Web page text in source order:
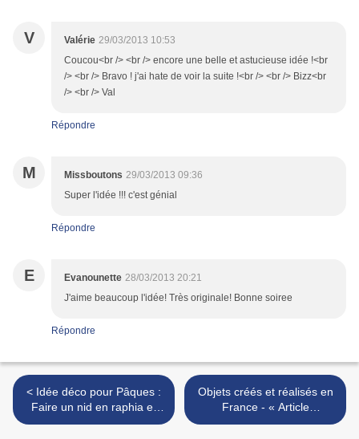
V Valérie 29/03/2013 10:53
Coucou<br /> <br /> encore une belle et astucieuse idée !<br
/> <br /> Bravo ! j'ai hate de voir la suite !<br /> <br /> Bizz<br
/> <br /> Val
Répondre
M Missboutons 29/03/2013 09:36
Super l'idée !!! c'est génial
Répondre
E Evanounette 28/03/2013 20:21
J'aime beaucoup l'idée! Très originale! Bonne soiree
Répondre
< Idée déco pour Pâques :
Faire un nid en raphia et
s'en servir comme pot
Objets créés et réalisés en
France - « Article
sponsorisé » >